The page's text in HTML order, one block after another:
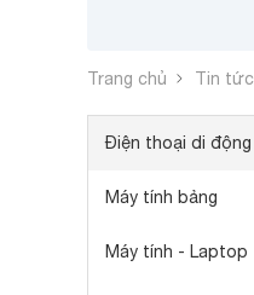
Trang chủ Tin tức
Điện thoại di động
Máy tính bảng
Máy tính - Laptop